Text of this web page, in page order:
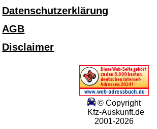
Datenschutzerklärung
AGB
Disclaimer
© Copyright
Kfz-Auskunft.de
2001-2026